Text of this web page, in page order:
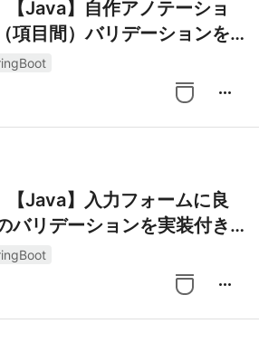
【Java】自作アノテーショ
項目間）バリデーションを
more_horiz
【Java】入力フォームに良
バリデーションを実装付き
more_horiz